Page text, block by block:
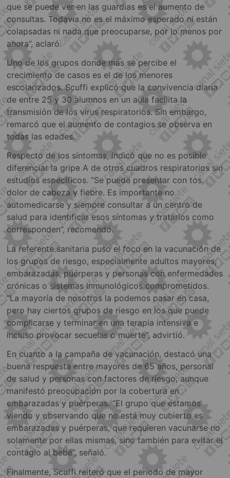
que se puede ver en las guardias es el aumento de
consultas. Todavía no es el máximo esperado ni están
colapsadas ni nada que preocuparse, por lo menos por
ahora”, aclaró.
Uno de los grupos donde más se percibe el
crecimiento de casos es el de los menores
escolarizados. Scuffi explicó que la convivencia diaria
de entre 25 y 30 alumnos en un aula facilita la
transmisión de los virus respiratorios. Sin embargo,
remarcó que el aumento de contagios se observa en
todas las edades.
Respecto de los síntomas, indicó que no es posible
diferenciar la gripe A de otros cuadros respiratorios sin
estudios específicos. “Se puede presentar con tos,
dolor de cabeza y fiebre. Es importante no
automedicarse y siempre consultar a un centro de
salud para identificar esos síntomas y tratarlos como
corresponden”, recomendó.
La referente sanitaria puso el foco en la vacunación de
los grupos de riesgo, especialmente adultos mayores,
embarazadas, puérperas y personas con enfermedades
crónicas o sistemas inmunológicos comprometidos.
“La mayoría de nosotros la podemos pasar en casa,
pero hay ciertos grupos de riesgo en los que puede
complicarse y terminar en una terapia intensiva e
incluso provocar secuelas o muerte”, advirtió.
En cuanto a la campaña de vacunación, destacó una
buena respuesta entre mayores de 65 años, personal
de salud y personas con factores de riesgo, aunque
manifestó preocupación por la cobertura en
embarazadas y puérperas. “El grupo que estamos
viendo y observando que no está muy cubierto es
embarazadas y puérperas, que requieren vacunarse no
solamente por ellas mismas, sino también para evitar el
contagio al bebé”, señaló.
Finalmente, Scuffi reiteró que el período de mayor